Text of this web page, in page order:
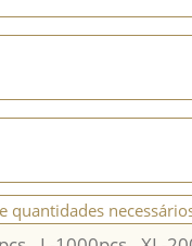
quantidades